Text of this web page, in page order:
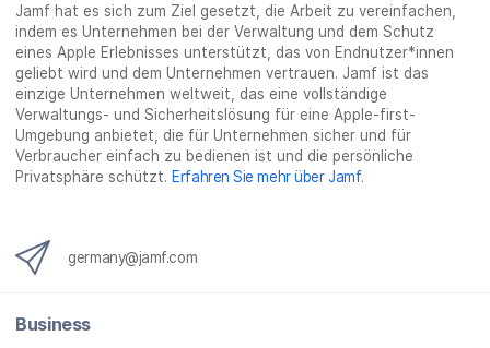
k
t
e
i
l
e
n
t
e
i
l
e
n
n
t
e
i
e
n
a
r
e
_
o
n
_
e
i
l
e
n
Jamf hat es sich zum Ziel gesetzt, die Arbeit zu vereinfachen,
indem es Unternehmen bei der Verwaltung und dem Schutz
eines Apple Erlebnisses unterstützt, das von Endnutzer*innen
geliebt wird und dem Unternehmen vertrauen. Jamf ist das
einzige Unternehmen weltweit, das eine vollständige
Verwaltungs- und Sicherheitslösung für eine Apple-first-
Umgebung anbietet, die für Unternehmen sicher und für
Verbraucher einfach zu bedienen ist und die persönliche
Privatsphäre schützt. Erfahren Sie mehr über Jamf.
germany@jamf.com
Business